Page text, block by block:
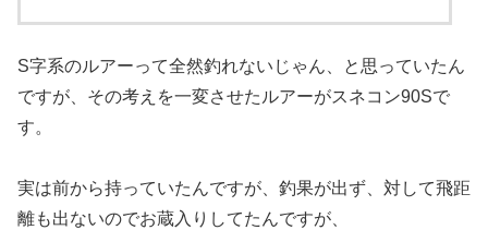
S字系のルアーって全然釣れないじゃん、と思っていたん
ですが、その考えを一変させたルアーがスネコン90Sで
す。
実は前から持っていたんですが、釣果が出ず、対して飛距
離も出ないのでお蔵入りしてたんですが、